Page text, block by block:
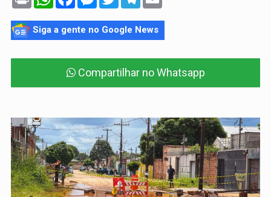
Siga a gente no Google News
Compartilhar no Whatsapp